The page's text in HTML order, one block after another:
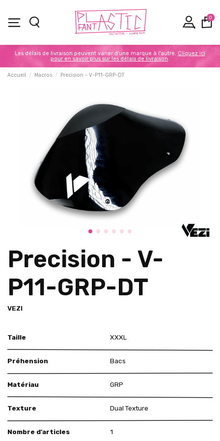
0
Les délais de livraison peuvent varier d'une marque à l'autre. Cliquez ici
pour en savoir plus sur les délais de livraison.
Accueil Macros Precision - V-P11-GRP-DT
Precision - V-
P11-GRP-DT
VEZI
Taille XXXL
Préhension Bacs
Matériau GRP
Texture Dual Texture
Nombre d'articles 1